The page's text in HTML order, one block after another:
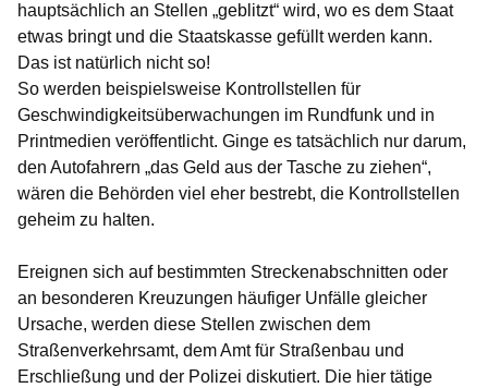
hauptsächlich an Stellen „geblitzt“ wird, wo es dem Staat
etwas bringt und die Staatskasse gefüllt werden kann.
Das ist natürlich nicht so!
So werden beispielsweise Kontrollstellen für
Geschwindigkeitsüberwachungen im Rundfunk und in
Printmedien veröffentlicht. Ginge es tatsächlich nur darum,
den Autofahrern „das Geld aus der Tasche zu ziehen“,
wären die Behörden viel eher bestrebt, die Kontrollstellen
geheim zu halten.
Ereignen sich auf bestimmten Streckenabschnitten oder
an besonderen Kreuzungen häufiger Unfälle gleicher
Ursache, werden diese Stellen zwischen dem
Straßenverkehrsamt, dem Amt für Straßenbau und
Erschließung und der Polizei diskutiert. Die hier tätige